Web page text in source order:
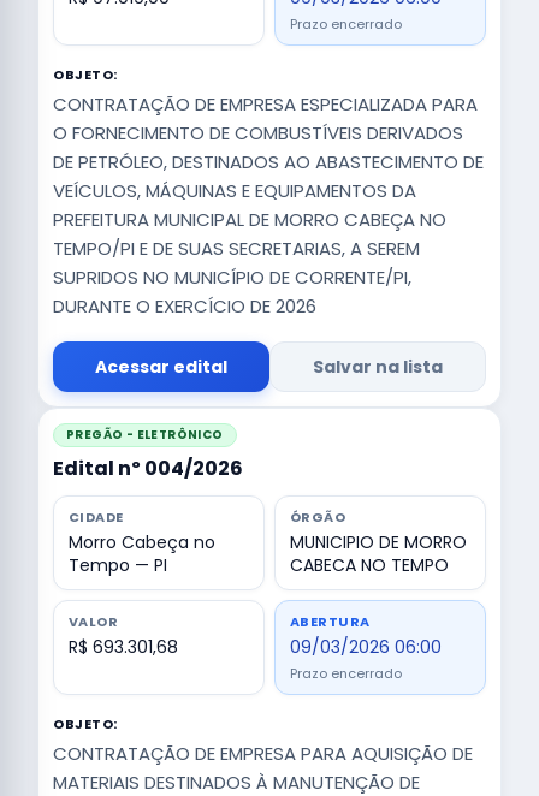
Prazo encerrado
OBJETO:
CONTRATAÇÃO DE EMPRESA ESPECIALIZADA PARA
O FORNECIMENTO DE COMBUSTÍVEIS DERIVADOS
DE PETRÓLEO, DESTINADOS AO ABASTECIMENTO DE
VEÍCULOS, MÁQUINAS E EQUIPAMENTOS DA
PREFEITURA MUNICIPAL DE MORRO CABEÇA NO
TEMPO/PI E DE SUAS SECRETARIAS, A SEREM
SUPRIDOS NO MUNICÍPIO DE CORRENTE/PI,
DURANTE O EXERCÍCIO DE 2026
Acessar edital Salvar na lista
PREGÃO - ELETRÔNICO
Edital nº 004/2026
CIDADE
Morro Cabeça no
Tempo — PI
ÓRGÃO
MUNICIPIO DE MORRO
CABECA NO TEMPO
VALOR
R$ 693.301,68
ABERTURA
09/03/2026 06:00
Prazo encerrado
OBJETO:
CONTRATAÇÃO DE EMPRESA PARA AQUISIÇÃO DE
MATERIAIS DESTINADOS À MANUTENÇÃO DE